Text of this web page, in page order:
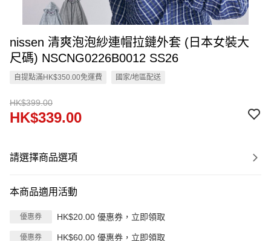
nissen 清爽泡泡紗連帽拉鏈外套 (日本女裝大
尺碼) NSCNG0226B0012 SS26
自提點滿HK$350.00免運費 國家/地區配送
HK$399.00
HK$339.00
請選擇商品選項
本商品適用活動
優惠券 HK$20.00 優惠券，立即領取
優惠券 HK$60.00 優惠券，立即領取